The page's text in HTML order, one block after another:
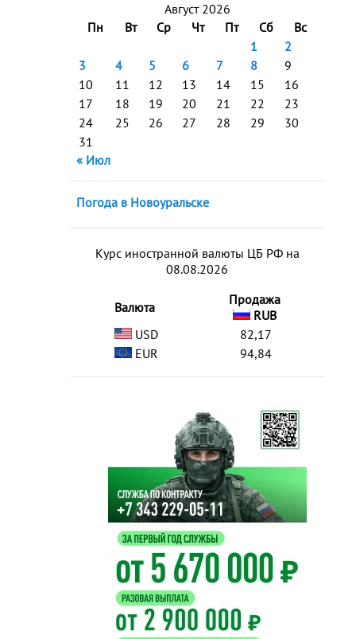
Август 2026
Пн
Вт Ср Чт Пт Сб
Вс
1
2
3
4 5 6 7 8
9
10
11 12 13 14 15
16
17
18 19 20 21 22
23
24
25 26 27 28 29
30
31
« Июл
Погода в Новоуральске
Курс иностранной валюты ЦБ РФ на
08.08.2026
Валюта
Продажа
RUB
USD
82,17
EUR
94,84